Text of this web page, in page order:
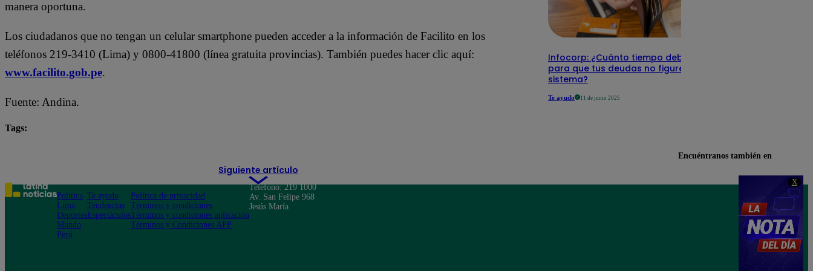
X
manera oportuna.
Los ciudadanos que no tengan un celular smartphone pueden acceder a la información de Facilito en los
teléfonos 219-3410 (Lima) y 0800-41800 (línea gratuita provincias). También puedes hacer clic aquí:
www.facilito.gob.pe.
Fuente: Andina.
Tags:
Siguiente artículo
Infocorp: ¿Cuánto tiempo debe pasar
para que tus deudas no figuren en su
sistema?
Te ayudo 11 de junio 2025
Encuéntranos también en
Política
Lima
Deportes
Mundo
Perú
Te ayudo
Tendencias
Espectáculos
Política de privacidad
Términos y condiciones
Términos y condiciones aplicación
Términos y Condiciones APP
Teléfono: 219 1000
Av. San Felipe 968
Jesús María